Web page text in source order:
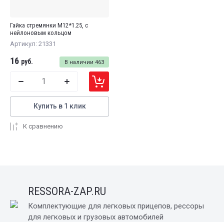
Гайка стремянки М12*1.25, с
нейлоновым кольцом
Артикул: 21331
В наличии 463
16 руб.
Купить в 1 клик
К сравнению
RESSORA-ZAP.RU
Комплектующие для легковых прицепов, рессоры
для легковых и грузовых автомобилей